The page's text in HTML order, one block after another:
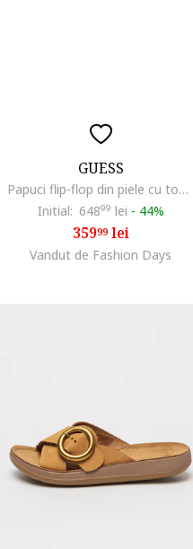
GUESS
Papuci flip-flop din piele cu toc masiv, Maro
Initial: 64899 lei - 44%
35999lei
Vandut de Fashion Days